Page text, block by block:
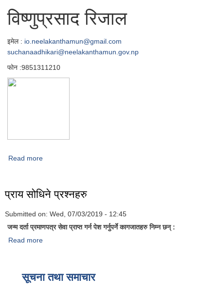
विष्णुप्रसाद रिजाल
इमेल : io.neelakanthamun@gmail.com
suchanaadhikari@neelakanthamun.gov.np
फोन :9851311210
Read more
प्राय सोधिने प्रश्नहरु
Submitted on: Wed, 07/03/2019 - 12:45
जन्म दर्ता प्रमाणपत्र सेवा प्राप्त गर्न पेश गर्नुपर्ने कागजातहरु निम्न छन् :
Read more
सूचना तथा समाचार